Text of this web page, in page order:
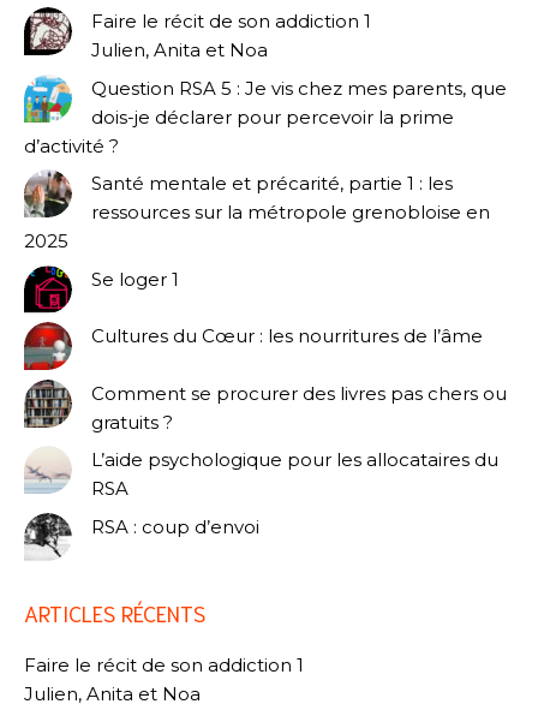
Faire le récit de son addiction 1
Julien, Anita et Noa
Question RSA 5 : Je vis chez mes parents, que
dois-je déclarer pour percevoir la prime
d’activité ?
Santé mentale et précarité, partie 1 : les
ressources sur la métropole grenobloise en
2025
Se loger 1
Cultures du Cœur : les nourritures de l’âme
Comment se procurer des livres pas chers ou
gratuits ?
L’aide psychologique pour les allocataires du
RSA
RSA : coup d’envoi
ARTICLES RÉCENTS
Faire le récit de son addiction 1
Julien, Anita et Noa